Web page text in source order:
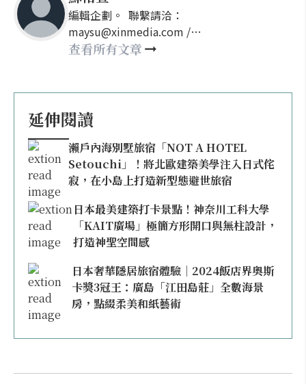
編輯企劃。 聯繫請洽：
maysu@xinmedia.com /
may860527@gmail.com
查看所有文章
延伸閱讀
瀨戶內海別墅旅宿「NOT A HOTEL
Setouchi」！將北歐建築美學注入日式侘
寂，在小島上打造新型態避世旅宿
日本最美建築打卡景點！神奈川工科大學
「KAIT廣場」極簡方形開口與無柱設計，
打造神聖空間感
日本奢華隱居旅宿體驗｜2024飯店界奧斯
卡獎3冠王：廣島「江田島莊」全數海景
房，點綴柔美和紙藝術